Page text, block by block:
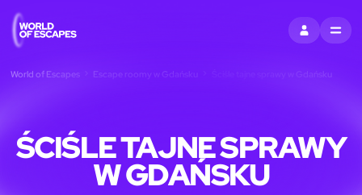
ZALOGUJ SIĘ
MENU
World of Escapes Escape roomy w Gdańsku Ściśle tajne sprawy w Gdańsku
ŚCIŚLE TAJNE SPRAWY
W GDAŃSKU